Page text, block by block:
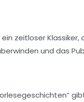
ein zeitloser
und das